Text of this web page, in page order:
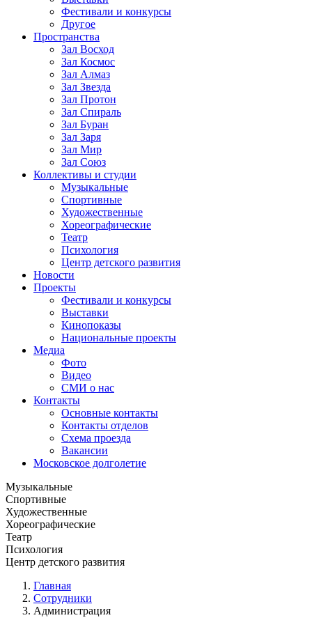
Фестивали и конкурсы
Другое
Пространства
Зал Восход
Зал Космос
Зал Алмаз
Зал Звезда
Зал Протон
Зал Спираль
Зал Буран
Зал Заря
Зал Мир
Зал Союз
Коллективы и студии
Музыкальные
Спортивные
Художественные
Хореографические
Театр
Психология
Центр детского развития
Новости
Проекты
Фестивали и конкурсы
Выставки
Кинопоказы
Национальные проекты
Медиа
Фото
Видео
СМИ о нас
Контакты
Основные контакты
Контакты отделов
Схема проезда
Вакансии
Московское долголетие
Музыкальные
Спортивные
Художественные
Хореографические
Театр
Психология
Центр детского развития
Главная
Сотрудники
Администрация